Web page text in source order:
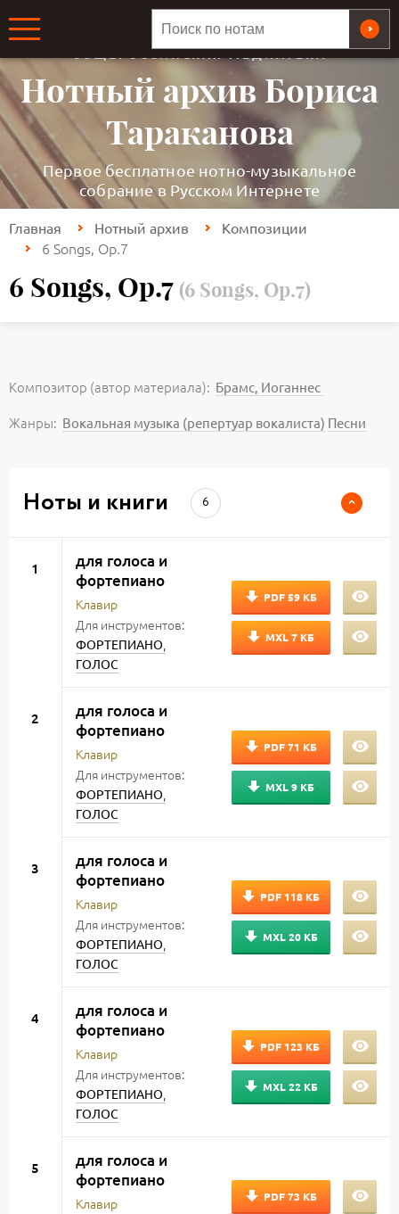
ОБЩЕРОССИЙСКАЯ МЕДИАТЕКА
Нотный архив Бориса
Тараканова
Первое бесплатное нотно-музыкальное
собрание в Русском Интернете
Главная Нотный архив Композиции
6 Songs, Op.7
6 Songs, Op.7 (6 Songs, Op.7)
Композитор (автор материала): Брамс, Иоганнес
Жанры: Вокальная музыка (репертуар вокалиста) Песни
Ноты и книги 6
1
для голоса и
фортепиано
Клавир
Для инструментов:
ФОРТЕПИАНО,
ГОЛОС
PDF59 КБ
MXL7 КБ
2
для голоса и
фортепиано
Клавир
Для инструментов:
ФОРТЕПИАНО,
ГОЛОС
PDF71 КБ
MXL9 КБ
3
для голоса и
фортепиано
Клавир
Для инструментов:
ФОРТЕПИАНО,
ГОЛОС
PDF 118 КБ
MXL20 КБ
4
для голоса и
фортепиано
Клавир
Для инструментов:
ФОРТЕПИАНО,
ГОЛОС
PDF 123 КБ
MXL22 КБ
5
для голоса и
фортепиано
Клавир
PDF73 КБ